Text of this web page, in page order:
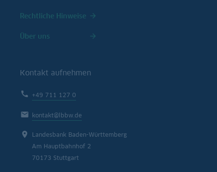
Rechtliche Hinweise
Über uns
Kontakt aufnehmen
+49 711 127 0
kontakt@lbbw.de
Landesbank Baden-Württemberg
Am Hauptbahnhof 2
70173 Stuttgart